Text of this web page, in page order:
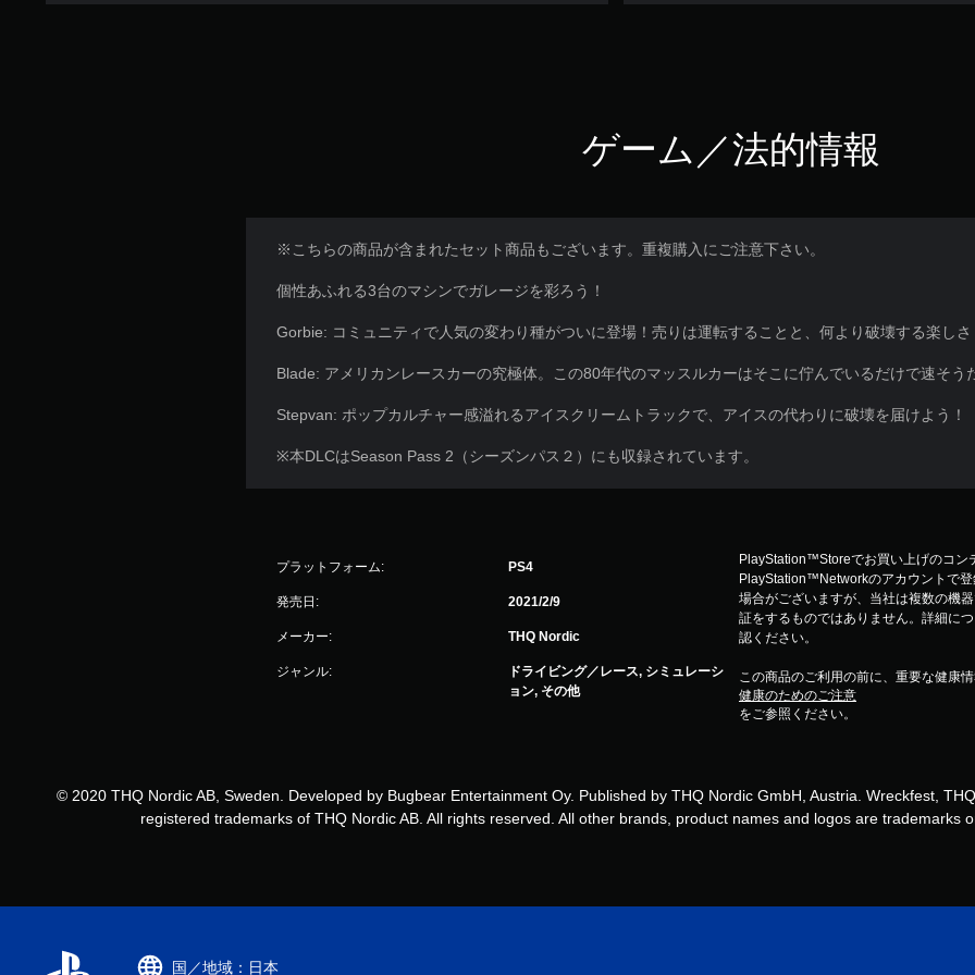
ゲーム／法的情報
※こちらの商品が含まれたセット商品もございます。重複購入にご注意下さい。
個性あふれる3台のマシンでガレージを彩ろう！
Gorbie: コミュニティで人気の変わり種がついに登場！売りは運転することと、何より破壊する楽しさ
Blade: アメリカンレースカーの究極体。この80年代のマッスルカーはそこに佇んでいるだけで速そう
Stepvan: ポップカルチャー感溢れるアイスクリームトラックで、アイスの代わりに破壊を届けよう！
※本DLCはSeason Pass 2（シーズンパス２）にも収録されています。
プラットフォーム: PS4
発売日: 2021/2/9
メーカー: THQ Nordic
ジャンル:
ドライビング／レース, シミュレーシ
ョン, その他
PlayStation™Storeでお買い上げのコン
PlayStation™Networkのアカウントで
場合がございますが、当社は複数の機
証をするものではありません。詳細に
認ください。
この商品のご利用の前に、重要な健康
健康のためのご注意
をご参照ください。
© 2020 THQ Nordic AB, Sweden. Developed by Bugbear Entertainment Oy. Published by THQ Nordic GmbH, Austria. Wreckfest,
registered trademarks of THQ Nordic AB. All rights reserved. All other brands, product names and logos are trademarks
国／地域：日本